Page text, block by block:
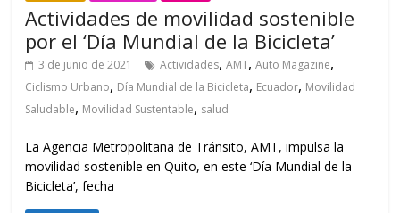
Actividades de movilidad sostenible
por el ‘Día Mundial de la Bicicleta’
3 de junio de 2021 Actividades,AMT,Auto Magazine,
Ciclismo Urbano, Día Mundial de la Bicicleta, Ecuador, Movilidad
Saludable, Movilidad Sustentable, salud
La Agencia Metropolitana de Tránsito, AMT, impulsa la
movilidad sostenible en Quito, en este ‘Día Mundial de la
Bicicleta’, fecha